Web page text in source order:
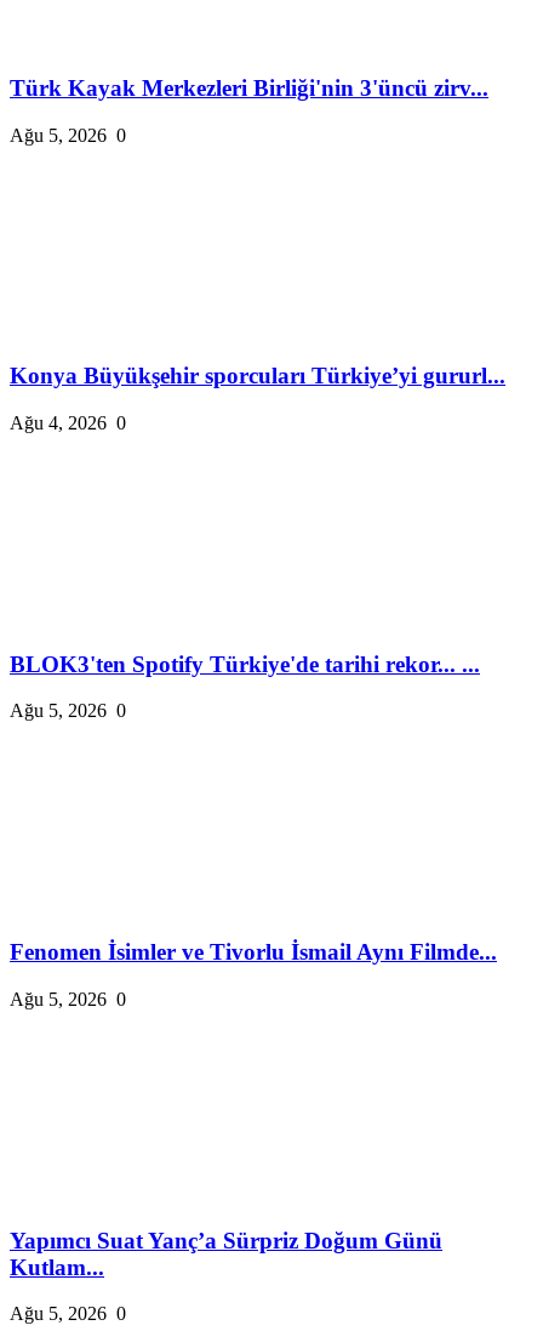
Türk Kayak Merkezleri Birliği'nin 3'üncü zirv...
Ağu 5, 2026 0
Konya Büyükşehir sporcuları Türkiye’yi gururl...
Ağu 4, 2026 0
BLOK3'ten Spotify Türkiye'de tarihi rekor... ...
Ağu 5, 2026 0
Fenomen İsimler ve Tivorlu İsmail Aynı Filmde...
Ağu 5, 2026 0
Yapımcı Suat Yanç’a Sürpriz Doğum Günü
Kutlam...
Ağu 5, 2026 0